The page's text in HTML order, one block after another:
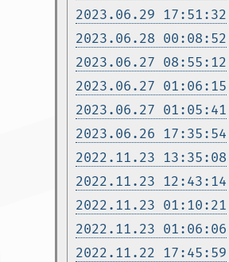
2023.06.29 17:51:32
2023.06.28 00:08:52
2023.06.27 08:55:12
2023.06.27 01:06:15
2023.06.27 01:05:41
2023.06.26 17:35:54
2022.11.23 13:35:08
2022.11.23 12:43:14
2022.11.23 01:10:21
2022.11.23 01:06:06
2022.11.22 17:45:59